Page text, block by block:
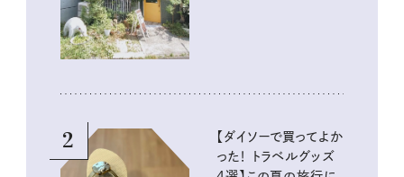
2
【ダイソーで買ってよか
った！ トラベルグッズ